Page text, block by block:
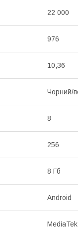
22 000
976
10,36
Чорний/
8
256
8 Гб
Android